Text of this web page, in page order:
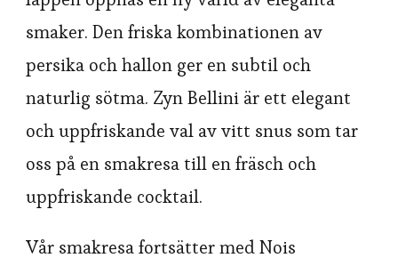
smaker. Den friska kombinationen av
persika och hallon ger en subtil och
naturlig sötma. Zyn Bellini är ett elegant
och uppfriskande val av vitt snus som tar
oss på en smakresa till en fräsch och
uppfriskande cocktail.
Vår smakresa fortsätter med Nois